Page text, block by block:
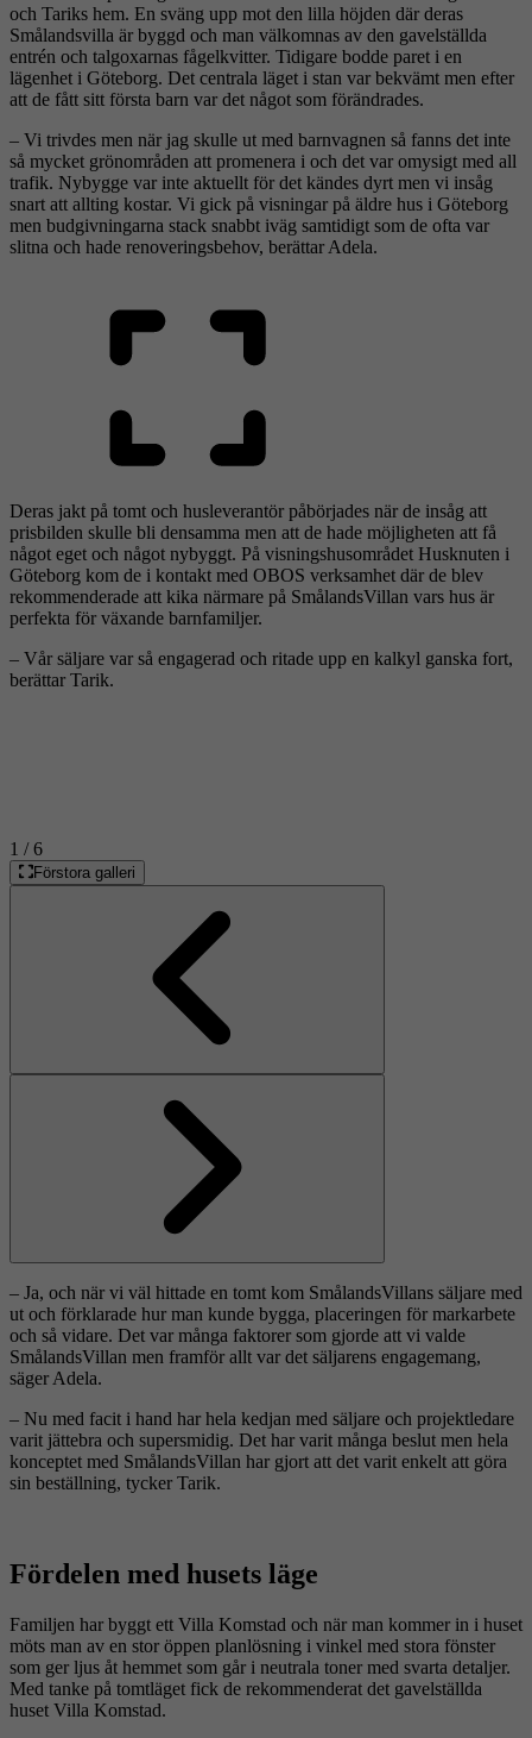
och Tariks hem. En sväng upp mot den lilla höjden där deras
Smålandsvilla är byggd och man välkomnas av den gavelställda
entrén och talgoxarnas fågelkvitter. Tidigare bodde paret i en
lägenhet i Göteborg. Det centrala läget i stan var bekvämt men efter
att de fått sitt första barn var det något som förändrades.
– Vi trivdes men när jag skulle ut med barnvagnen så fanns det inte
så mycket grönområden att promenera i och det var omysigt med all
trafik. Nybygge var inte aktuellt för det kändes dyrt men vi insåg
snart att allting kostar. Vi gick på visningar på äldre hus i Göteborg
men budgivningarna stack snabbt iväg samtidigt som de ofta var
slitna och hade renoveringsbehov, berättar Adela.
Deras jakt på tomt och husleverantör påbörjades när de insåg att
prisbilden skulle bli densamma men att de hade möjligheten att få
något eget och något nybyggt. På visningshusområdet Husknuten i
Göteborg kom de i kontakt med OBOS verksamhet där de blev
rekommenderade att kika närmare på SmålandsVillan vars hus är
perfekta för växande barnfamiljer.
– Vår säljare var så engagerad och ritade upp en kalkyl ganska fort,
berättar Tarik.
1 / 6
Förstora galleri
Föregående
Nästa
– Ja, och när vi väl hittade en tomt kom SmålandsVillans säljare med
ut och förklarade hur man kunde bygga, placeringen för markarbete
och så vidare. Det var många faktorer som gjorde att vi valde
SmålandsVillan men framför allt var det säljarens engagemang,
säger Adela.
– Nu med facit i hand har hela kedjan med säljare och projektledare
varit jättebra och supersmidig. Det har varit många beslut men hela
konceptet med SmålandsVillan har gjort att det varit enkelt att göra
sin beställning, tycker Tarik.
Fördelen med husets läge
Familjen har byggt ett Villa Komstad och när man kommer in i huset
möts man av en stor öppen planlösning i vinkel med stora fönster
som ger ljus åt hemmet som går i neutrala toner med svarta detaljer.
Med tanke på tomtläget fick de rekommenderat det gavelställda
huset Villa Komstad.